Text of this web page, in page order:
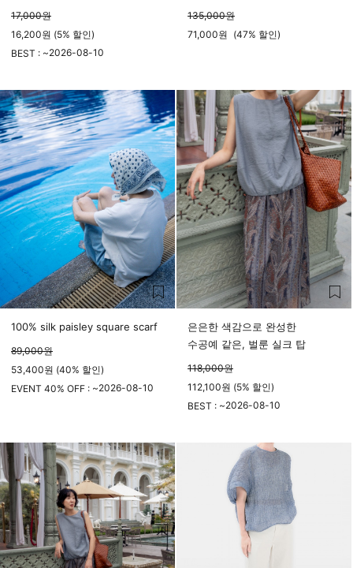
17,000원
16,200원 (5% 할인)
BEST : ~2026-08-10
135,000원
71,000원 (47% 할인)
100% silk paisley square scarf
89,000원
53,400원 (40% 할인)
EVENT 40% OFF : ~2026-08-10
은은한 색감으로 완성한
수공예 같은, 벌룬 실크 탑
118,000원
112,100원 (5% 할인)
BEST : ~2026-08-10